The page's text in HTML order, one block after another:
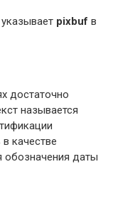
pixbuf в
достаточно
называется
качестве
обозначения даты